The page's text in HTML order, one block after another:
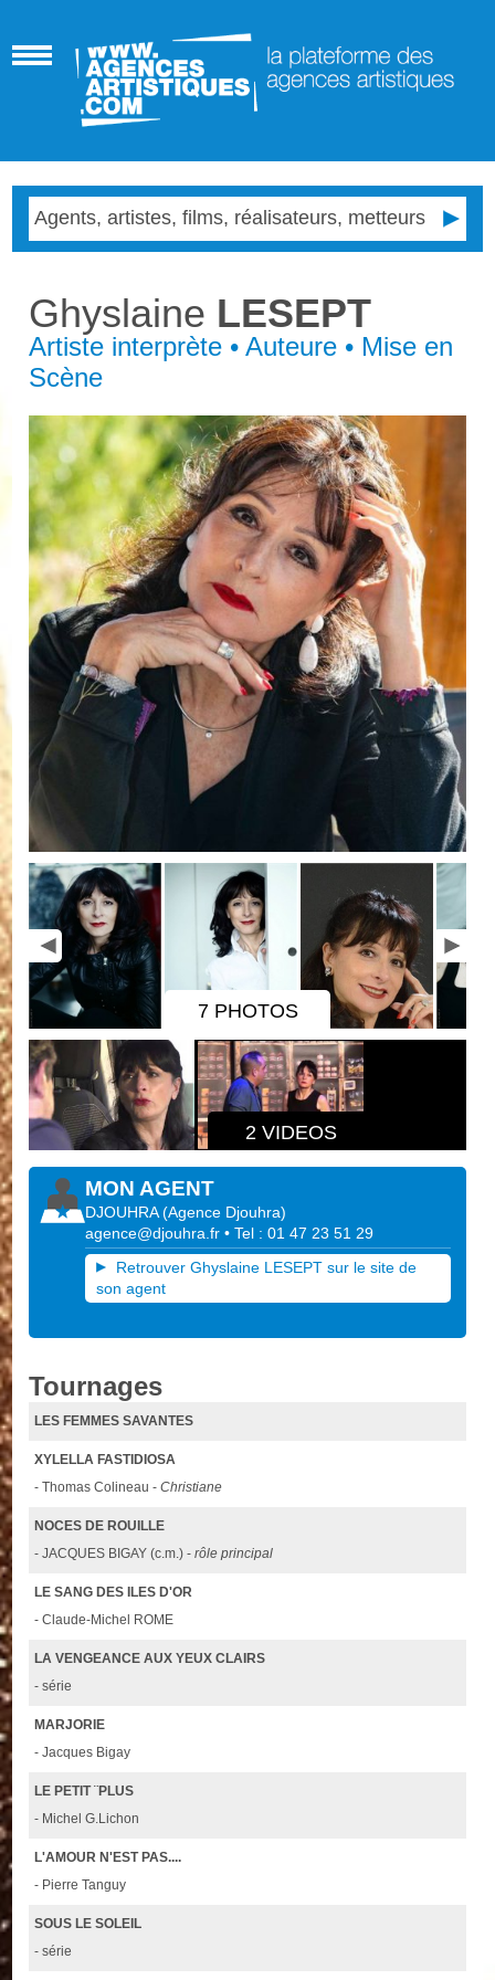
Ghyslaine LESEPT
Artiste interprète • Auteure • Mise en
Scène
7 PHOTOS
2 VIDEOS
MON AGENT
DJOUHRA (Agence Djouhra)
agence@djouhra.fr • Tel : 01 47 23 51 29
Retrouver Ghyslaine LESEPT sur le site de
son agent
Tournages
LES FEMMES SAVANTES
XYLELLA FASTIDIOSA
- Thomas Colineau -Christiane
NOCES DE ROUILLE
- JACQUES BIGAY (c.m.) -rôle principal
LE SANG DES ILES D'OR
- Claude-Michel ROME
LA VENGEANCE AUX YEUX CLAIRS
- série
MARJORIE
- Jacques Bigay
LE PETIT ¨PLUS
- Michel G.Lichon
L'AMOUR N'EST PAS....
- Pierre Tanguy
SOUS LE SOLEIL
- série